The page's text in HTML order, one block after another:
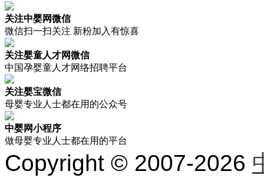
关注中婴网微信
微信扫一扫关注 新粉加入有惊喜
关注婴童人才网微信
中国孕婴童人才网络招聘平台
关注婴宝微信
母婴专业人士都在用的公众号
中婴网小程序
做母婴专业人士都在用的平台
Copyright © 2007-2026